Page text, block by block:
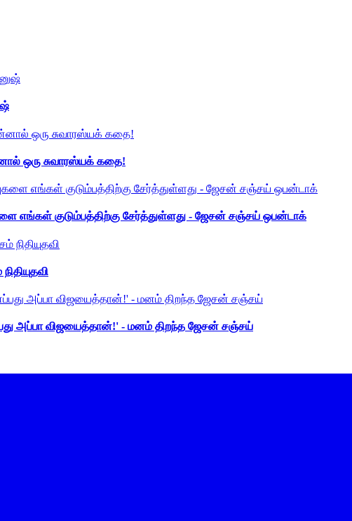
ஒரு சுவாரஸ்யக் கதை!
எங்கள் குடும்பத்திற்கு சேர்த்துள்ளது - ஜேசன் சஞ்சய் ஒபன்டாக்
அப்பா விஜயைத்தான்!' - மனம் திறந்த ஜேசன் சஞ்சய்